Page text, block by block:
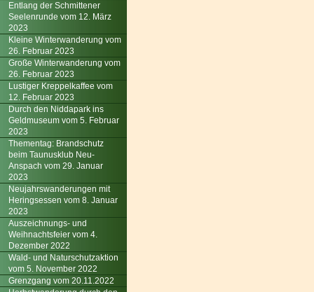
Entlang der Schmittener
Seelenrunde vom 12. März
2023
Kleine Winterwanderung vom
26. Februar 2023
Große Winterwanderung vom
26. Februar 2023
Lustiger Kreppelkaffee vom
12. Februar 2023
Durch den Niddapark ins
Geldmuseum vom 5. Februar
2023
Thementag: Brandschutz
beim Taunusklub Neu-
Anspach vom 29. Januar
2023
Neujahrswanderungen mit
Heringsessen vom 8. Januar
2023
Auszeichnungs- und
Weihnachtsfeier vom 4.
Dezember 2022
Wald- und Naturschutzaktion
vom 5. November 2022
Grenzgang vom 20.11.2022